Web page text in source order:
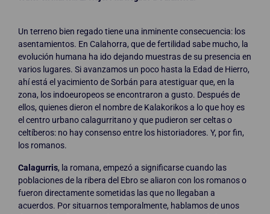
Un terreno bien regado tiene una inminente consecuencia: los
asentamientos. En Calahorra, que de fertilidad sabe mucho, la
evolución humana ha ido dejando muestras de su presencia en
varios lugares. Si avanzamos un poco hasta la Edad de Hierro,
ahí está el yacimiento de Sorbán para atestiguar que, en la
zona, los indoeuropeos se encontraron a gusto. Después de
ellos, quienes dieron el nombre de Kalakorikos a lo que hoy es
el centro urbano calagurritano y que pudieron ser celtas o
celtíberos: no hay consenso entre los historiadores. Y, por fin,
los romanos.
Calagurris, la romana, empezó a significarse cuando las
poblaciones de la ribera del Ebro se aliaron con los romanos o
fueron directamente sometidas las que no llegaban a
acuerdos. Por situarnos temporalmente, hablamos de unos